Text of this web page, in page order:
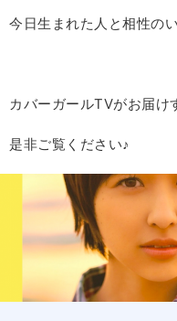
今日生まれた人と相性の
カバーガールTVがお届け
是非ご覧ください♪